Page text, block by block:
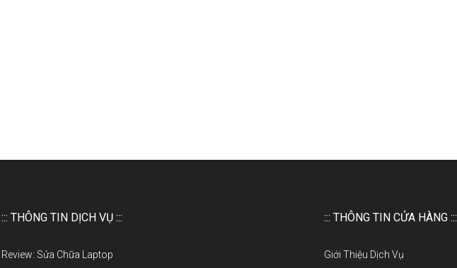
::: THÔNG TIN DỊCH VỤ :::
Review: Sửa Chữa Laptop
::: THÔNG TIN CỬA HÀNG :::
Giới Thiệu Dịch Vụ